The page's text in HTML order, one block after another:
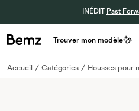
INÉDIT Past
Trouver mon modèle
Accueil Catégories Housses pour